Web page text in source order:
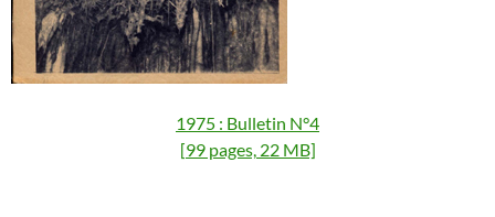
1975 : Bulletin N°4
[99 pages, 22 MB]